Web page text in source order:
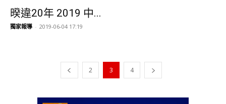
暌違20年 2019 中...
獨家報導 - 2019-06-04 17:19
2 3 4